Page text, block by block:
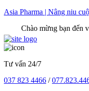
Skip
content
Asia Pharma | Nâng niu
mừng bạn đến với
Tư vấn 24/7
037 823 4466 /